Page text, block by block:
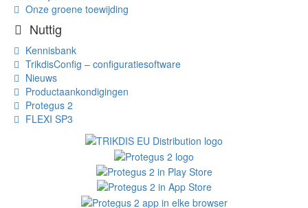
Onze groene toewijding
Nuttig
Kennisbank
TrikdisConfig – configuratiesoftware
Nieuws
Productaankondigingen
Protegus 2
FLEXI SP3